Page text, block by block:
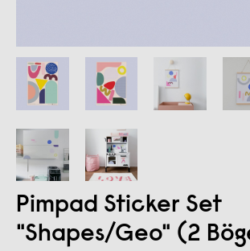
Pimpad Sticker Set
"Shapes/Geo" (2